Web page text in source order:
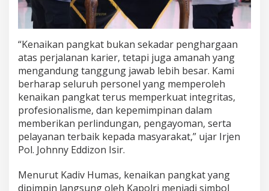
“Kenaikan pangkat bukan sekadar penghargaan
atas perjalanan karier, tetapi juga amanah yang
mengandung tanggung jawab lebih besar. Kami
berharap seluruh personel yang memperoleh
kenaikan pangkat terus memperkuat integritas,
profesionalisme, dan kepemimpinan dalam
memberikan perlindungan, pengayoman, serta
pelayanan terbaik kepada masyarakat,” ujar Irjen
Pol. Johnny Eddizon Isir.
Menurut Kadiv Humas, kenaikan pangkat yang
dipimpin langsung oleh Kapolri menjadi simbol